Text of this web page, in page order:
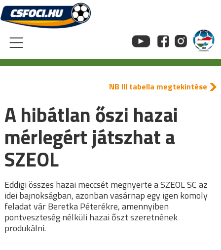
Skip
to
content
NB III tabella megtekintése
A hibátlan őszi hazai
mérlegért játszhat a
SZEOL
Eddigi összes hazai meccsét megnyerte a SZEOL SC az
idei bajnokságban, azonban vasárnap egy igen komoly
feladat vár Beretka Péterékre, amennyiben
pontveszteség nélküli hazai őszt szeretnének
produkálni.